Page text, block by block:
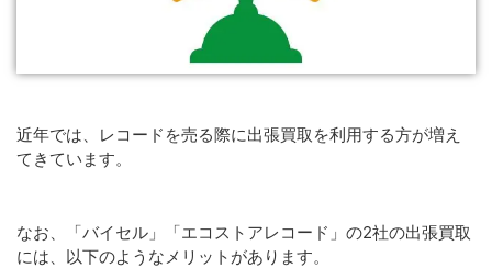
近年では、レコードを売る際に出張買取を利用する方が増え
てきています。
なお、「バイセル」「エコストアレコード」の2社の出張買取
には、以下のようなメリットがあります。